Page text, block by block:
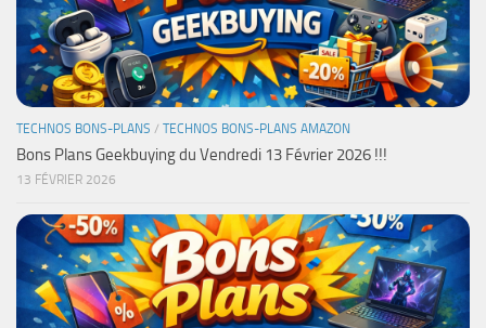
TECHNOS BONS-PLANS / TECHNOS BONS-PLANS AMAZON
Bons Plans Geekbuying du Vendredi 13 Février 2026 !!!
13 FÉVRIER 2026